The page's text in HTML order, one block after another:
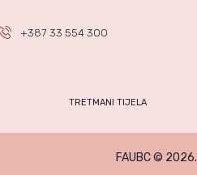
+387 33 554 300
TRETMANI TIJELA
FAUBC © 2026.